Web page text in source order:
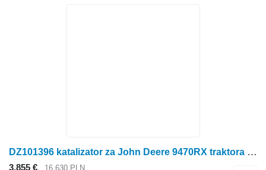
DZ101396 katalizator za John Deere 9470RX traktora gusjeničara
3.855 € 16.630 PLN